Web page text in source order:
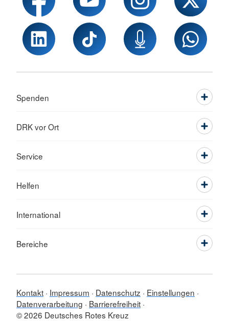
Spenden
DRK vor Ort
Service
Helfen
International
Bereiche
Kontakt Impressum Datenschutz
Einstellungen
Datenverarbeitung
Barrierefreiheit
© 2026 Deutsches Rotes Kreuz